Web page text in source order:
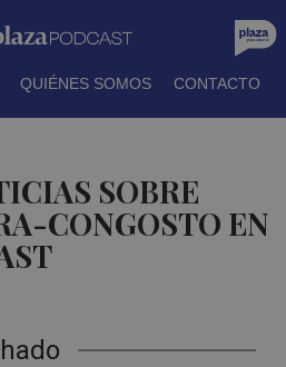
QUIÉNES SOMOS CONTACTO
SOBRE
CONGOSTO EN